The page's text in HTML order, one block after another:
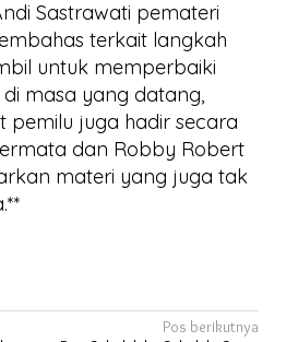
Sastrawati pemateri
terkait langkah
untuk memperbaiki
masa yang datang,
pemilu juga hadir secara
dan Robby Robert
materi yang juga tak
Pos berikutnya